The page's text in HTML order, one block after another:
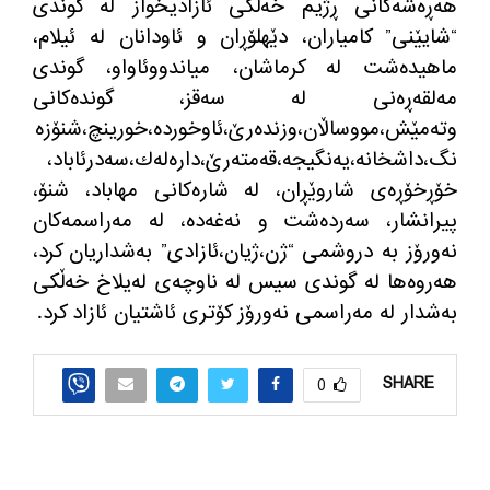
“شایێنی” كامیاران، دێهلۆڕان و ئاودانان له‌ ئیلام،
ماهیده‌شت له‌ كرماشان، میاندووئاواو، گوندی
مه‌لقه‌ڕه‌نی له‌ سه‌قز، گونده‌كانی
وته‌مێش،مووساڵان،وزنده‌رێ،ئاوخورده‌،خورینچ،شنۆزه‌
نگ،داشخانه،یه‌نگیجه،قه‌مته‌رێ،داره‌له‌ك،سه‌درئاباد،
خۆڕخۆڕه‌ی شاروێڕان، له‌ شاره‌كانی مهاباد، شنۆ،
پیرانشار، سه‌رده‌شت و نه‌غه‌ده‌، له‌ مه‌راسمه‌كان
نه‌ورۆز به‌ دروشمی “ژن،ژیان،ئازادی” به‌شداریان كرد،
هه‌روه‌ها له‌ گوندی سیس له‌ ناوچه‌ی له‌یلاخ خه‌ڵكی
به‌شدار له‌ مه‌راسمی نه‌ورۆز كۆتری ئاشتیان ئازاد كرد.
SHARE
0